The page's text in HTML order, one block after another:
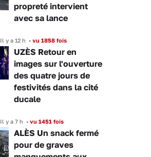
propreté intervient
avec sa lance
Il y a 12 h • vu 1858 fois
UZÈS Retour en
images sur l'ouverture
des quatre jours de
festivités dans la cité
ducale
Il y a 7 h • vu 1451 fois
ALÈS Un snack fermé
pour de graves